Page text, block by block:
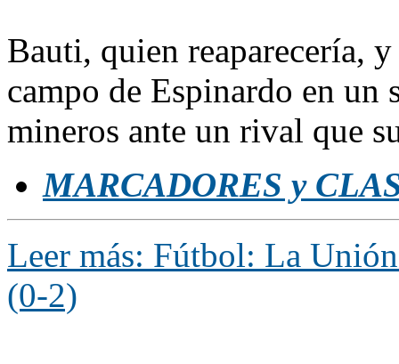
Bauti, quien reaparecería,
campo de Espinardo en un
mineros ante un rival que
MARCADORES y
Leer más: Fútbol: La
(0-2)